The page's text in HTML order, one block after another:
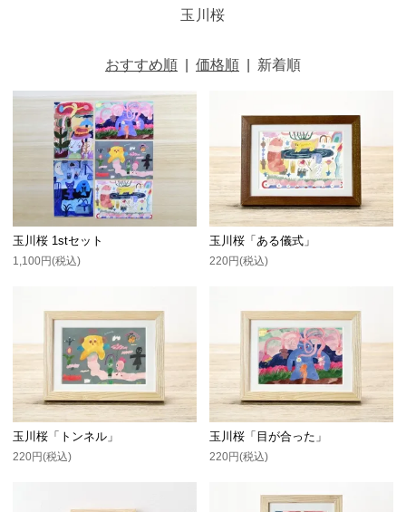
玉川桜
おすすめ順 価格順 新着順
玉川桜 1stセット
1,100円(税込)
玉川桜「ある儀式」
220円(税込)
玉川桜「トンネル」
220円(税込)
玉川桜「目が合った」
220円(税込)